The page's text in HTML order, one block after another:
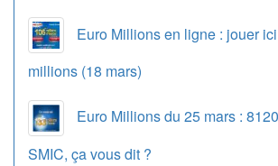
Euro Millions en ligne : jouer
millions (18 mars)
Euro Millions du 25 mars :
SMIC, ça vous dit ?